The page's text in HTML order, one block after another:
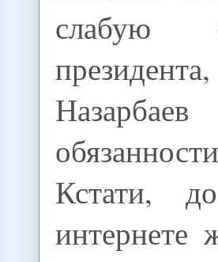
слабую
Кстати,
интернете